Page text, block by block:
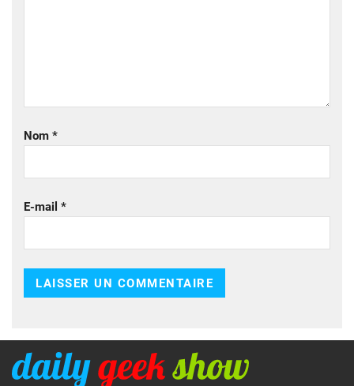
Nom *
E-mail *